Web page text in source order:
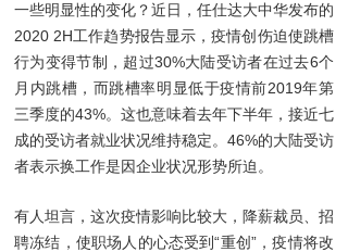
一些明显性的变化？近日，任仕达大中华发布的
2020 2H工作趋势报告显示，疫情创伤迫使跳槽
行为变得节制，超过30%大陆受访者在过去6个
月内跳槽，而跳槽率明显低于疫情前2019年第
三季度的43%。这也意味着去年下半年，接近七
成的受访者就业状况维持稳定。46%的大陆受访
者表示换工作是因企业状况形势所迫。
有人坦言，这次疫情影响比较大，降薪裁员、招
聘冻结，使职场人的心态受到“重创”，疫情将改